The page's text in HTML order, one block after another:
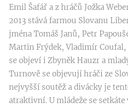
Emil Šafář a z hráčů Jožka
2013 stává farmou Slovanu
jména Tomáš Janů, Petr
Martin Frýdek, Vladimír Coufal,
se objeví i Zbyněk Hauzr a
Turnově se objevují hráči ze
nejvyšší soutěž a divácky je
atraktivní. U mládeže se